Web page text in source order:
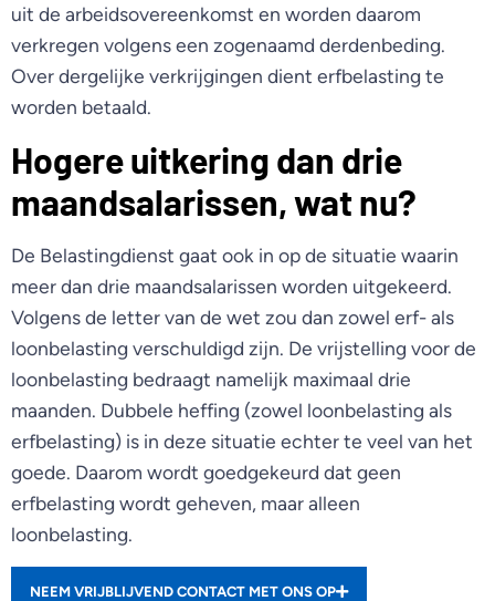
uit de arbeidsovereenkomst en worden daarom
verkregen volgens een zogenaamd derdenbeding.
Over dergelijke verkrijgingen dient erfbelasting te
worden betaald.
Hogere uitkering dan drie
maandsalarissen, wat nu?
De Belastingdienst gaat ook in op de situatie waarin
meer dan drie maandsalarissen worden uitgekeerd.
Volgens de letter van de wet zou dan zowel erf- als
loonbelasting verschuldigd zijn. De vrijstelling voor de
loonbelasting bedraagt namelijk maximaal drie
maanden. Dubbele heffing (zowel loonbelasting als
erfbelasting) is in deze situatie echter te veel van het
goede. Daarom wordt goedgekeurd dat geen
erfbelasting wordt geheven, maar alleen
loonbelasting.
NEEM VRIJBLIJVEND CONTACT MET ONS OP